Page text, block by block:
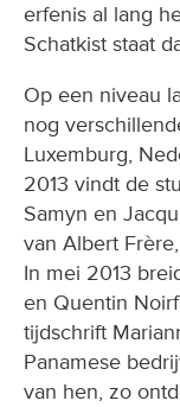
erfenis al lang
Schatkist staat
Op een niveau
nog
Luxemburg,
2013 vindt de
Samyn en
van Albert
In mei 2013
en Quentin
tijdschrift
Panamese
van hen, zo